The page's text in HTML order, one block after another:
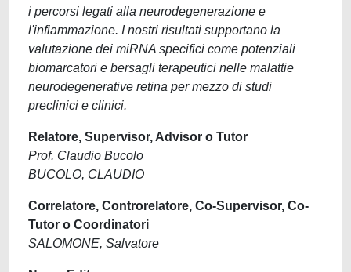
i percorsi legati alla neurodegenerazione e
l'infiammazione. I nostri risultati supportano la
valutazione dei miRNA specifici come potenziali
biomarcatori e bersagli terapeutici nelle malattie
neurodegenerative retina per mezzo di studi
preclinici e clinici.
Relatore, Supervisor, Advisor o Tutor
Prof. Claudio Bucolo
BUCOLO, CLAUDIO
Correlatore, Controrelatore, Co-Supervisor, Co-
Tutor o Coordinatori
SALOMONE, Salvatore